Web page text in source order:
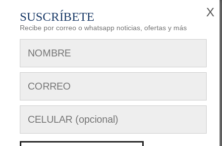
X
SUSCRÍBETE
Recibe por correo o whatsapp noticias, ofertas y más
REGISTRARSE